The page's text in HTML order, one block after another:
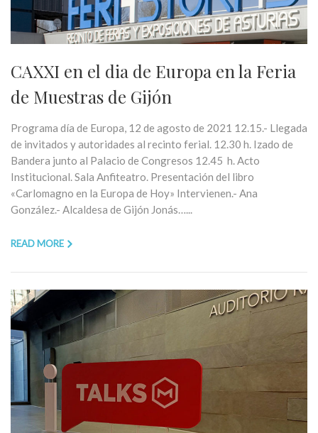
CAXXI en el dia de Europa en la Feria
de Muestras de Gijón
Programa día de Europa, 12 de agosto de 2021 12.15.- Llegada
de invitados y autoridades al recinto ferial. 12.30 h. Izado de
Bandera junto al Palacio de Congresos 12.45 h. Acto
Institucional. Sala Anfiteatro. Presentación del libro
«Carlomagno en la Europa de Hoy» Intervienen.- Ana
González.- Alcaldesa de Gijón Jonás…...
READ MORE